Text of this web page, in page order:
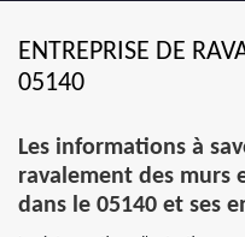
ENTREPRISE DE
05140
Les informations à
ravalement des murs
dans le 05140 et ses